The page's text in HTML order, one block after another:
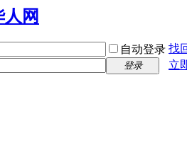
自动登录 找
登录
立